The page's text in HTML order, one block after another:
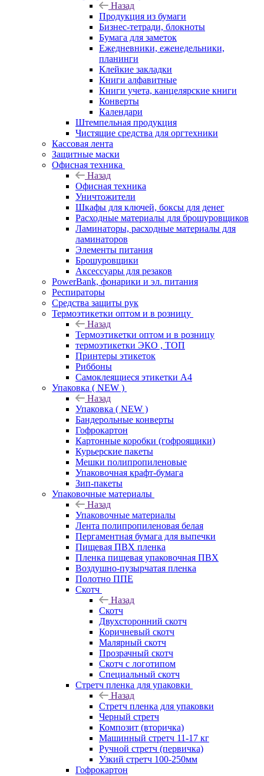
Назад
Продукция из бумаги
Бизнес-тетради, блокноты
Бумага для заметок
Ежедневники, еженедельники,
планинги
Клейкие закладки
Книги алфавитные
Книги учета, канцелярские книги
Конверты
Календари
Штемпельная продукция
Чистящие средства для оргтехники
Кассовая лента
Защитные маски
Офисная техника
Назад
Офисная техника
Уничтожители
Шкафы для ключей, боксы для денег
Расходные материалы для брошуровщиков
Ламинаторы, расходные материалы для
ламинаторов
Элементы питания
Брошуровщики
Аксессуары для резаков
PowerBank, фонарики и эл. питания
Респираторы
Средства защиты рук
Термоэтикетки оптом и в розницу
Назад
Термоэтикетки оптом и в розницу
термоэтикетки ЭКО , ТОП
Принтеры этикеток
Риббоны
Самоклеящиеся этикетки А4
Упаковка ( NEW )
Назад
Упаковка ( NEW )
Бандерольные конверты
Гофрокартон
Картонные коробки (гофроящики)
Курьерские пакеты
Мешки полипропиленовые
Упаковочная крафт-бумага
Зип-пакеты
Упаковочные материалы
Назад
Упаковочные материалы
Лента полипропиленовая белая
Пергаментная бумага для выпечки
Пищевая ПВХ пленка
Пленка пищевая упаковочная ПВХ
Воздушно-пузырчатая пленка
Полотно ППЕ
Скотч
Назад
Скотч
Двухсторонний скотч
Коричневый скотч
Малярный скотч
Прозрачный скотч
Скотч с логотипом
Специальный скотч
Стретч пленка для упаковки
Назад
Стретч пленка для упаковки
Черный стретч
Композит (вторичка)
Машинный стретч 11-17 кг
Ручной стретч (первичка)
Узкий стретч 100-250мм
Гофрокартон